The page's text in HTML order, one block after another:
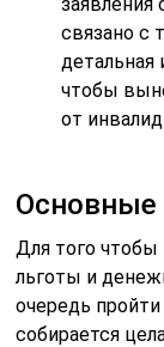
связано с
детальная
чтобы
от
Основные
Для того
льготы и
очередь
собирается